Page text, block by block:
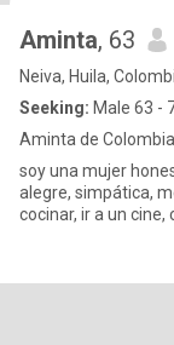
Aminta, 63
Neiva, Huila,
Seeking: Male 63 -
Aminta de
soy una mujer honesta, carismática, saludable,
alegre, simpática, me
cocinar, ir a un